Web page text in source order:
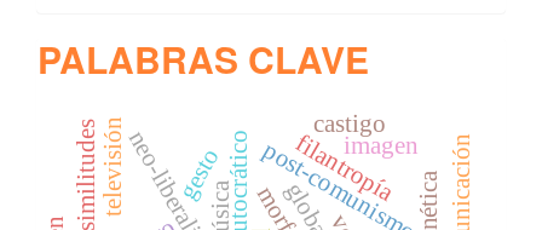
PALABRAS CLAVE
post-comunismo
filantropía
imagen
gesto
televisión castigo
similitudes música